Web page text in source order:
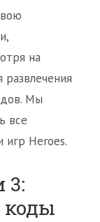
на
Мы
все
игр Heroes.
3: